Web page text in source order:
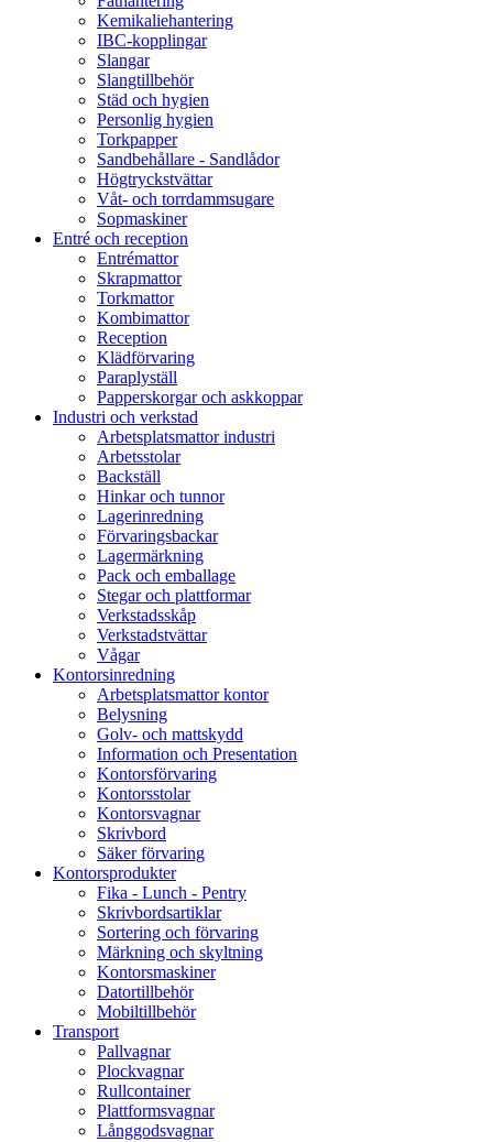
Kemikaliehantering
IBC-kopplingar
Slangar
Slangtillbehör
Städ och hygien
Personlig hygien
Torkpapper
Sandbehållare - Sandlådor
Högtryckstvättar
Våt- och torrdammsugare
Sopmaskiner
Entré och reception
Entrémattor
Skrapmattor
Torkmattor
Kombimattor
Reception
Klädförvaring
Paraplyställ
Papperskorgar och askkoppar
Industri och verkstad
Arbetsplatsmattor industri
Arbetsstolar
Backställ
Hinkar och tunnor
Lagerinredning
Förvaringsbackar
Lagermärkning
Pack och emballage
Stegar och plattformar
Verkstadsskåp
Verkstadstvättar
Vågar
Kontorsinredning
Arbetsplatsmattor kontor
Belysning
Golv- och mattskydd
Information och Presentation
Kontorsförvaring
Kontorsstolar
Kontorsvagnar
Skrivbord
Säker förvaring
Kontorsprodukter
Fika - Lunch - Pentry
Skrivbordsartiklar
Sortering och förvaring
Märkning och skyltning
Kontorsmaskiner
Datortillbehör
Mobiltillbehör
Transport
Pallvagnar
Plockvagnar
Rullcontainer
Plattformsvagnar
Långgodsvagnar